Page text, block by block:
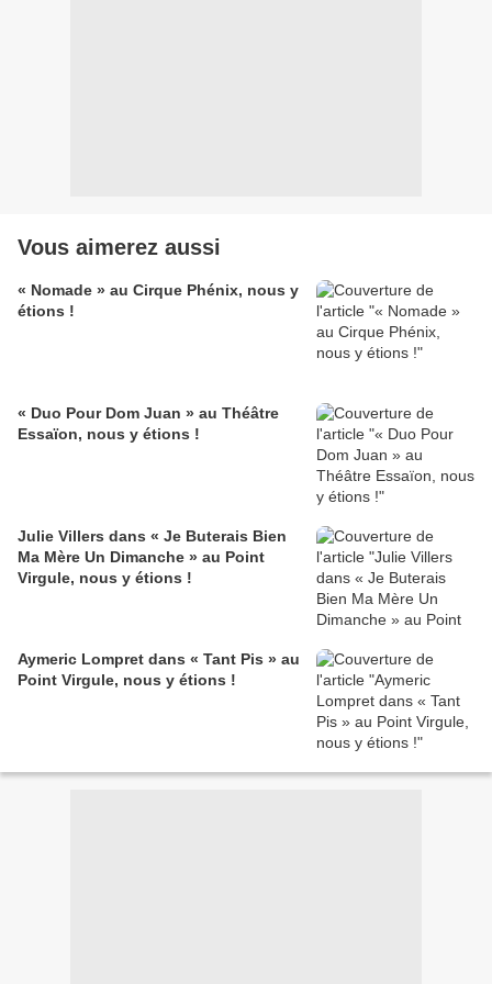
Vous aimerez aussi
« Nomade » au Cirque Phénix, nous y
étions !
« Duo Pour Dom Juan » au Théâtre
Essaïon, nous y étions !
Julie Villers dans « Je Buterais Bien
Ma Mère Un Dimanche » au Point
Virgule, nous y étions !
Aymeric Lompret dans « Tant Pis » au
Point Virgule, nous y étions !